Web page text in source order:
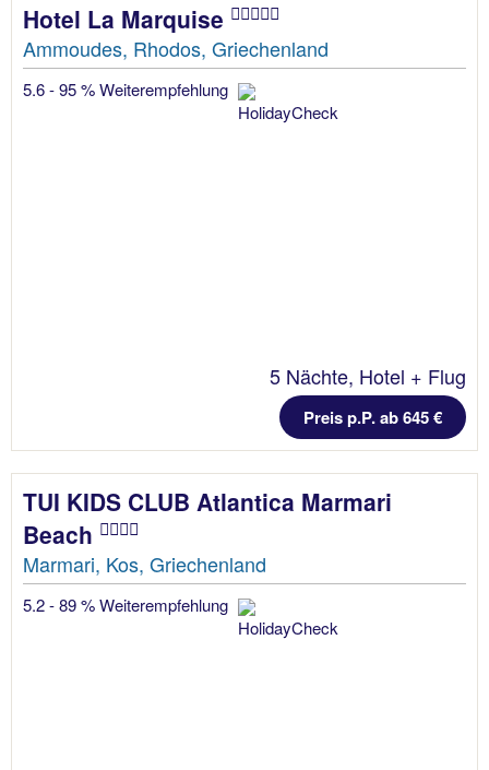
Hotel La Marquise
Ammoudes, Rhodos, Griechenland
5.6 - 95 % Weiterempfehlung
5 Nächte, Hotel + Flug
Preis p.P. ab 645 €
TUI KIDS CLUB Atlantica Marmari
Beach
Marmari, Kos, Griechenland
5.2 - 89 % Weiterempfehlung